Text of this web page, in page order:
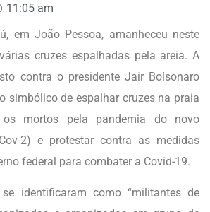
11:05 am
em João Pessoa, amanheceu neste
cruzes espalhadas pela areia. A
contra o presidente Jair Bolsonaro
simbólico de espalhar cruzes na praia
mortos pela pandemia do novo
2) e protestar contra as medidas
federal para combater a Covid-19.
identificaram como “militantes de